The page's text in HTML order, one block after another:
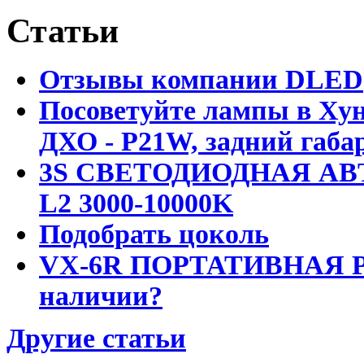
Статьи
Отзывы компании DLED
Посоветуйте лампы в
ДХО - P21W, задний
3S СВЕТОДИОДНАЯ
L2 3000-10000K
Подобрать цоколь
VX-6R ПОРТАТИВНАЯ
наличии?
Другие статьи